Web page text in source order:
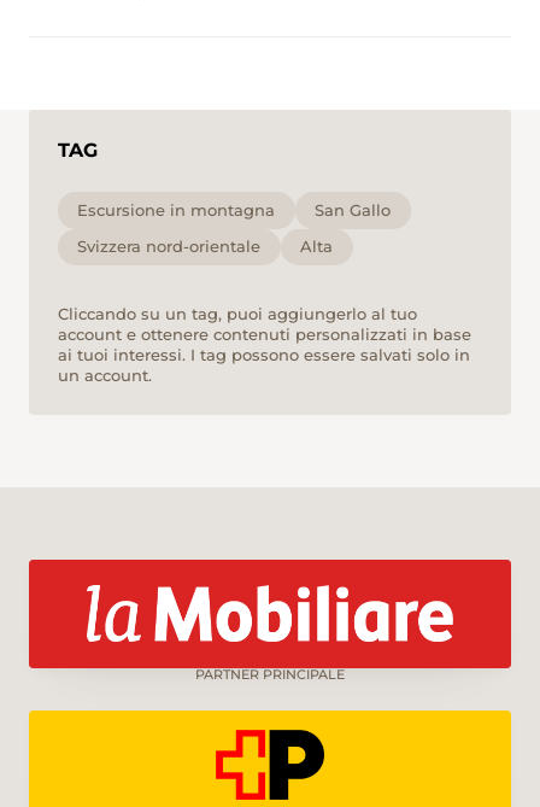
TAG
Escursione in montagna
San Gallo
Svizzera nord-orientale
Alta
Cliccando su un tag, puoi aggiungerlo al tuo
account e ottenere contenuti personalizzati in base
ai tuoi interessi. I tag possono essere salvati solo in
un account.
PARTNER PRINCIPALE